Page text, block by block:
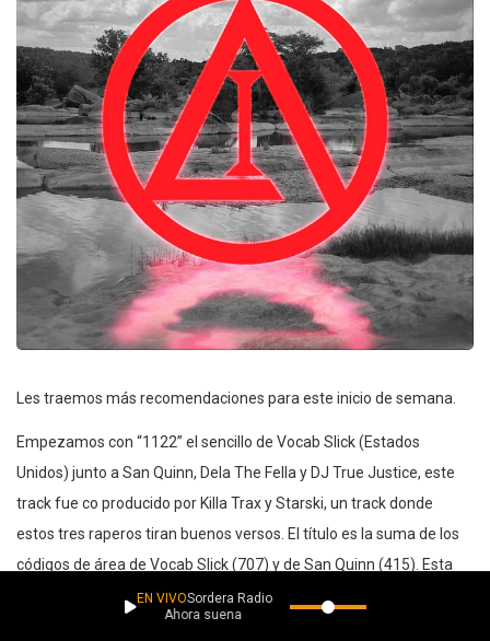
Les traemos más recomendaciones para este inicio de semana.
Empezamos con “1122” el sencillo de Vocab Slick (Estados
Unidos) junto a San Quinn, Dela The Fella y DJ True Justice, este
track fue co producido por Killa Trax y Starski, un track donde
estos tres raperos tiran buenos versos. El título es la suma de los
códigos de área de Vocab Slick (707) y de San Quinn (415). Esta
canción es parte del álbum “Language”, que fue lanzado en el
EN VIVOSordera Radio
Ahora suena